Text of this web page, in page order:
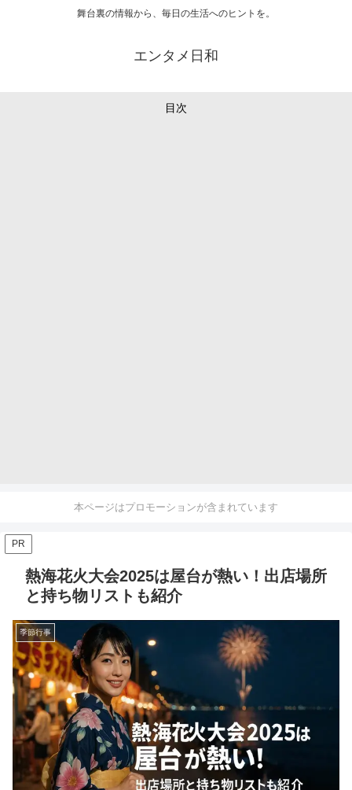
舞台裏の情報から、毎日の生活へのヒントを。
エンタメ日和
目次
本ページはプロモーションが含まれています
PR
熱海花火大会2025は屋台が熱い！出店場所
と持ち物リストも紹介
季節行事